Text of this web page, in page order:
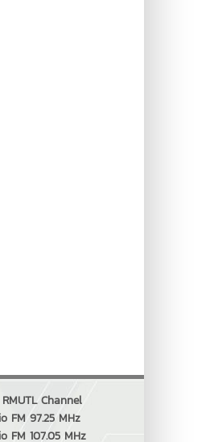
RMUTL Channel
FM 97.25 MHz
FM 107.05 MHz